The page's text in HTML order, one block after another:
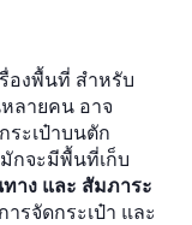
องพื้นที่ สำหรับ
ลายคน อาจ
ระเป๋าบนตัก
กจะมีพื้นที่เก็บ
ทาง และ สัมภาระ
รจัดกระเป๋า และ